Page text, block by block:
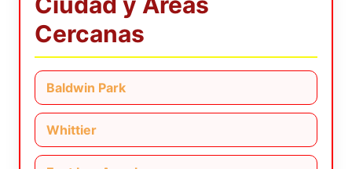
Cercanas
Baldwin Park
Whittier